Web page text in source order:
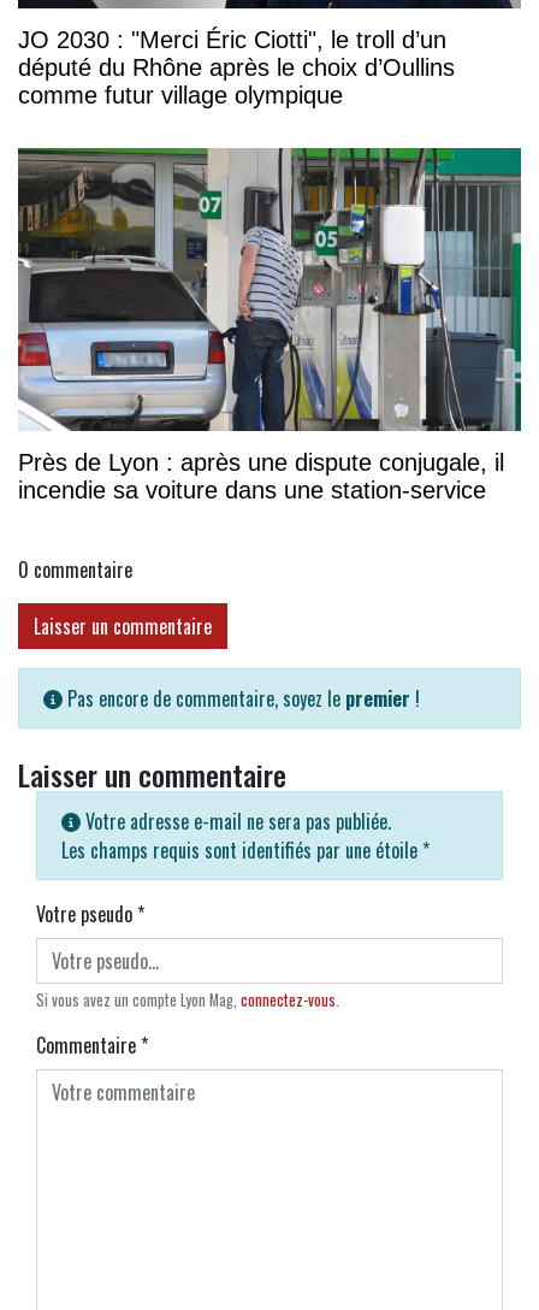
JO 2030 : "Merci Éric Ciotti", le troll d’un
député du Rhône après le choix d’Oullins
comme futur village olympique
Près de Lyon : après une dispute conjugale, il
incendie sa voiture dans une station-service
0 commentaire
Laisser un commentaire
Pas encore de commentaire, soyez le premier !
Laisser un commentaire
Votre adresse e-mail ne sera pas publiée.
Les champs requis sont identifiés par une étoile *
Votre pseudo*
Si vous avez un compte Lyon Mag, connectez-vous
Commentaire*